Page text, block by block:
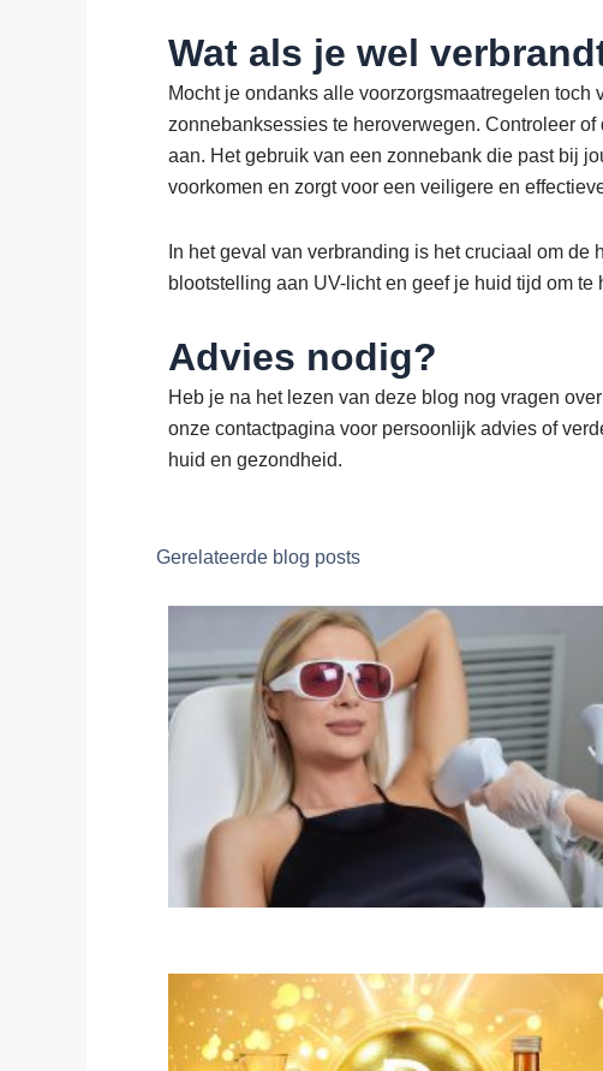
Wat als je wel
Mocht je ondanks alle voorzorgsmaatregelen
zonnebanksessies te heroverwegen. Controleer
aan. Het gebruik van een zonnebank die past bij
voorkomen en zorgt voor een veiligere en
In het geval van verbranding is het cruciaal om
blootstelling aan UV-licht en geef je huid tijd om te
Advies nodig?
Heb je na het lezen van deze blog nog vragen
onze contactpagina voor persoonlijk advies of
huid en gezondheid.
Gerelateerde blog posts